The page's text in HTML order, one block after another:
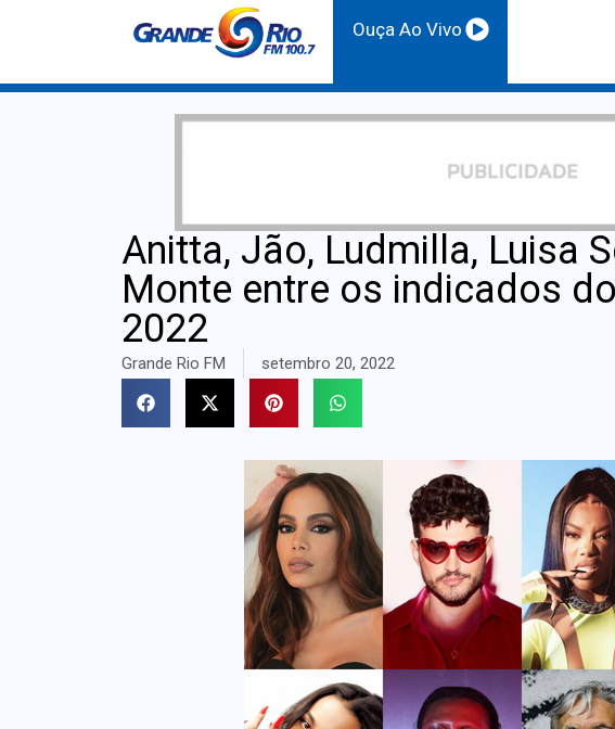
Ouça Ao Vivo
Anitta, Jão, Ludmilla, Luisa
Monte entre os indicados
2022
Grande Rio FM setembro 20, 2022